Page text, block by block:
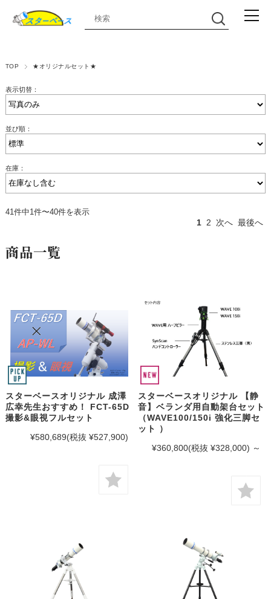
TOP ★オリジナルセット★
表示切替：
並び順：
在庫：
41件中1件〜40件を表示
1 2 次へ 最後へ
商品一覧
スターベースオリジナル 成澤
広幸先生おすすめ！ FCT-65D
撮影&眼視フルセット
¥580,689(税抜 ¥527,900)
スターベースオリジナル 【静
音】ベランダ用自動架台セット
（WAVE100/150i 強化三脚セ
ット ）
¥360,800(税抜 ¥328,000) ～